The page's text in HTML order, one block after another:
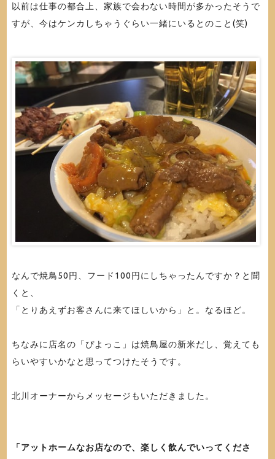
以前は仕事の都合上、家族で会わない時間が多かったそうで
すが、今はケンカしちゃうぐらい一緒にいるとのこと(笑)
なんで焼鳥50円、フード100円にしちゃったんですか？と聞
くと、
「とりあえずお客さんに来てほしいから」と。なるほど。
ちなみに店名の「ぴよっこ」は焼鳥屋の新米だし、覚えても
らいやすいかなと思ってつけたそうです。
北川オーナーからメッセージもいただきました。
「アットホームなお店なので、楽しく飲んでいってくださ